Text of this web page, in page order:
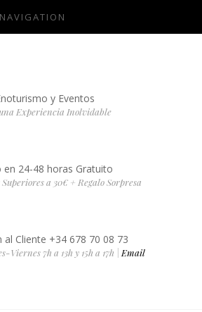
NAVIGATION
y Eventos
Experiencia Inolvidable
en 24-48 horas Gratuito
a 30€ + Regalo Sorpresa
al Cliente +34 678 70 08 73
7h a 13h y 15h a 17h | Email